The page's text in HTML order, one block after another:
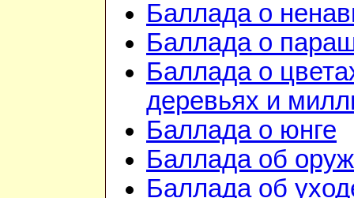
Баллада о
Баллада о
Баллада о
деревьях и
Баллада о юнге
Баллада об
Баллада об